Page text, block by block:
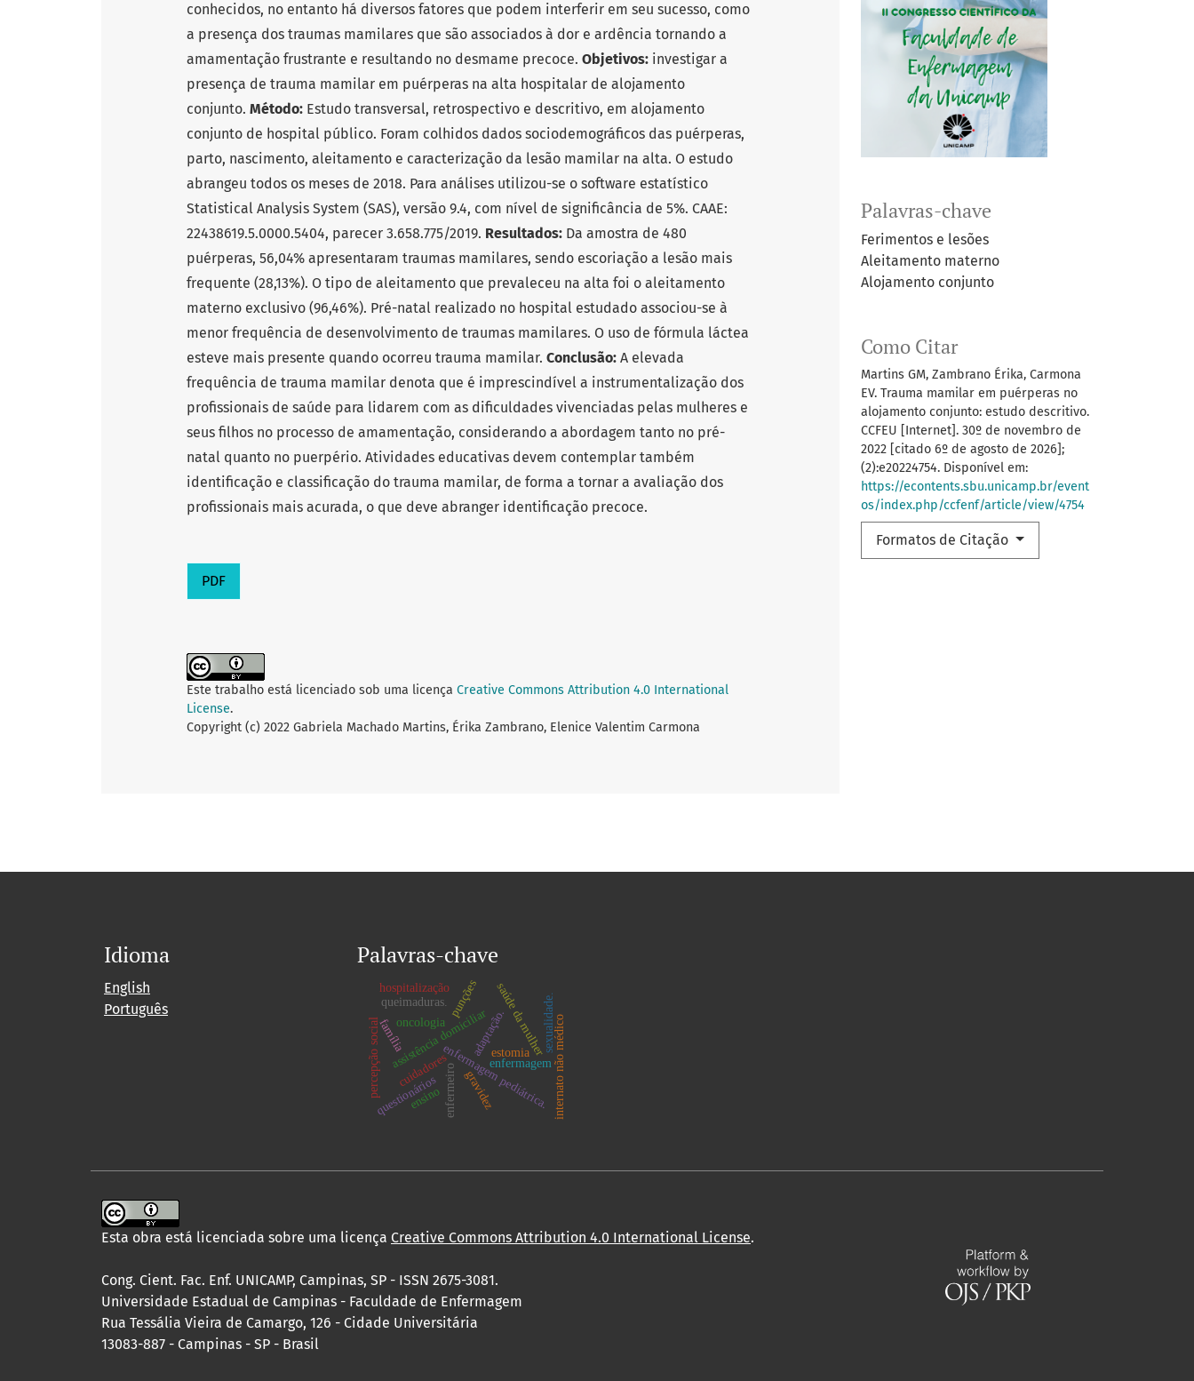
Palavras-chave
Ferimentos e lesões
Aleitamento materno
Alojamento conjunto
Como Citar
Martins GM, Zambrano Érika, Carmona
EV. Trauma mamilar em puérperas no
alojamento conjunto: estudo descritivo.
CCFEU [Internet]. 30º de novembro de
2022 [citado 6º de agosto de 2026];
(2):e20224754. Disponível em:
https://econtents.sbu.unicamp.br/event
os/index.php/ccfenf/article/view/4754
Formatos de Citação
conhecidos, no entanto há diversos fatores que podem interferir em seu sucesso, como
a presença dos traumas mamilares que são associados à dor e ardência tornando a
amamentação frustrante e resultando no desmame precoce. Objetivos: investigar a
presença de trauma mamilar em puérperas na alta hospitalar de alojamento
conjunto. Método: Estudo transversal, retrospectivo e descritivo, em alojamento
conjunto de hospital público. Foram colhidos dados sociodemográficos das puérperas,
parto, nascimento, aleitamento e caracterização da lesão mamilar na alta. O estudo
abrangeu todos os meses de 2018. Para análises utilizou-se o software estatístico
Statistical Analysis System (SAS), versão 9.4, com nível de significância de 5%. CAAE:
22438619.5.0000.5404, parecer 3.658.775/2019. Resultados: Da amostra de 480
puérperas, 56,04% apresentaram traumas mamilares, sendo escoriação a lesão mais
frequente (28,13%). O tipo de aleitamento que prevaleceu na alta foi o aleitamento
materno exclusivo (96,46%). Pré-natal realizado no hospital estudado associou-se à
menor frequência de desenvolvimento de traumas mamilares. O uso de fórmula láctea
esteve mais presente quando ocorreu trauma mamilar. Conclusão: A elevada
frequência de trauma mamilar denota que é imprescindível a instrumentalização dos
profissionais de saúde para lidarem com as dificuldades vivenciadas pelas mulheres e
seus filhos no processo de amamentação, considerando a abordagem tanto no pré-
natal quanto no puerpério. Atividades educativas devem contemplar também
identificação e classificação do trauma mamilar, de forma a tornar a avaliação dos
profissionais mais acurada, o que deve abranger identificação precoce.
PDF
Este trabalho está licenciado sob uma licença Creative Commons Attribution 4.0 International
License.
Copyright (c) 2022 Gabriela Machado Martins, Érika Zambrano, Elenice Valentim Carmona
Idioma
English
Português
Palavras-chave
assistência domiciliar
cuidadoresenfermagem pediátrica.
oncologia adaptação.
família
enfermagem internato não médico
percepção social saúde da mulher
gravidez
sexualidade.
enfermeiro
punções
questionários
queimaduras.
estomia
ensino
hospitalização
Esta obra está licenciada sobre uma licença Creative Commons Attribution 4.0 International License.
Cong. Cient. Fac. Enf. UNICAMP, Campinas, SP - ISSN 2675-3081.
Universidade Estadual de Campinas - Faculdade de Enfermagem
Rua Tessália Vieira de Camargo, 126 - Cidade Universitária
13083-887 - Campinas - SP - Brasil